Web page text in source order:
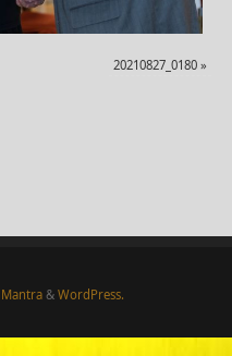
20210827_0180 »
Mantra& WordPress.